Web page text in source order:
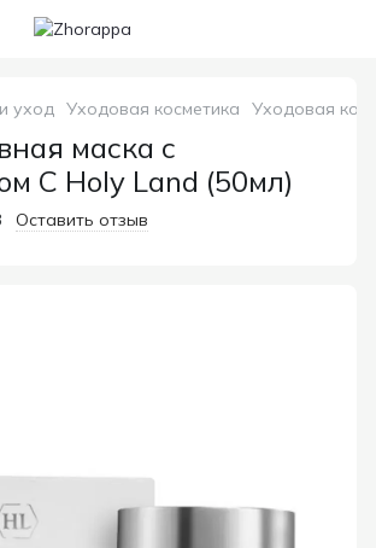
уход Уходовая косметика Уходовая
маска с
С Holy Land (50мл)
Оставить отзыв